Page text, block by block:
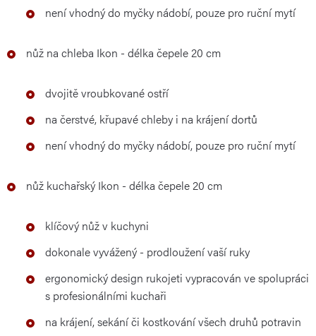
není vhodný do myčky nádobí, pouze pro ruční mytí
nůž na chleba Ikon - délka čepele 20 cm
dvojitě vroubkované ostří
na čerstvé, křupavé chleby i na krájení dortů
není vhodný do myčky nádobí, pouze pro ruční mytí
nůž kuchařský Ikon - délka čepele 20 cm
klíčový nůž v kuchyni
dokonale vyvážený - prodloužení vaší ruky
ergonomický design rukojeti vypracován ve spolupráci
s profesionálními kuchaři
na krájení, sekání či kostkování všech druhů potravin